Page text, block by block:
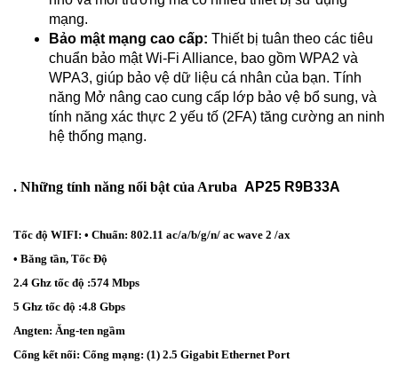
mạng.
Bảo mật mạng cao cấp: Thiết bị tuân theo các tiêu
chuẩn bảo mật Wi-Fi Alliance, bao gồm WPA2 và
WPA3, giúp bảo vệ dữ liệu cá nhân của bạn. Tính
năng Mở nâng cao cung cấp lớp bảo vệ bổ sung, và
tính năng xác thực 2 yếu tố (2FA) tăng cường an ninh
hệ thống mạng.
. Những tính năng nổi bật của Aruba AP25 R9B33A
Tốc độ WIFI: • Chuẩn: 802.11 ac/a/b/g/n/ ac wave 2 /ax
• Băng tần, Tốc Độ
2.4 Ghz tốc độ :574 Mbps
5 Ghz tốc độ :4.8 Gbps
Angten: Ăng-ten ngầm
Cổng kết nối: Cổng mạng: (1) 2.5 Gigabit Ethernet Port